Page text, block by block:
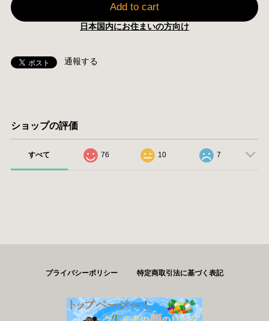
Add to cart
日本国内にお住まいの方向け
通報する
ショップの評価
すべて 76 10 7
プライバシーポリシー 特定商取引法に基づく表記